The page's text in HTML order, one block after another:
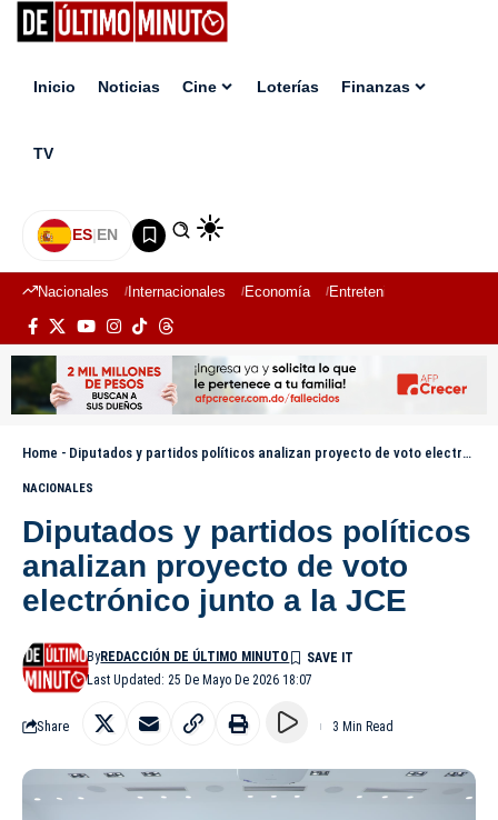
Inicio Noticias Cine Loterías Finanzas
TV
ES|EN
Nacionales Internacionales Economía Entretenimiento
Home - Diputados y partidos políticos analizan proyecto de voto electrónico junto a la JCE
NACIONALES
Diputados y partidos políticos
analizan proyecto de voto
electrónico junto a la JCE
Last Updated: 25 De Mayo De 2026 18:07
ByREDACCIÓN DE ÚLTIMO MINUTO
Share 3 Min Read